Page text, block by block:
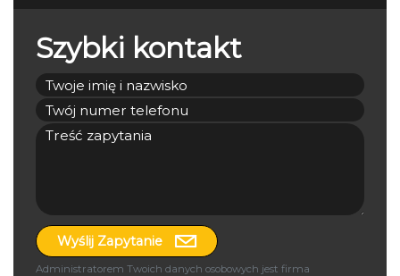
Szybki kontakt
Wyślij Zapytanie
Administratorem Twoich danych osobowych jest firma